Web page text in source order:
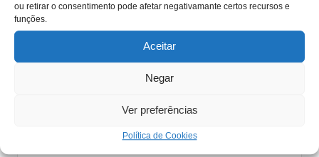
ou retirar o consentimento pode afetar negativamante certos recursos e
funções.
Aceitar
Negar
Ver preferências
Política de Cookies
Peso de cada moeda na negociação de bitcoins a
Entretanto, na China, os investidores já terão arranjado
forma de contornar as taxas cobradas nas bolsas. Sites
, onde os utilizadores podem comprar
uma subida explosiva no seu volume transacionado.